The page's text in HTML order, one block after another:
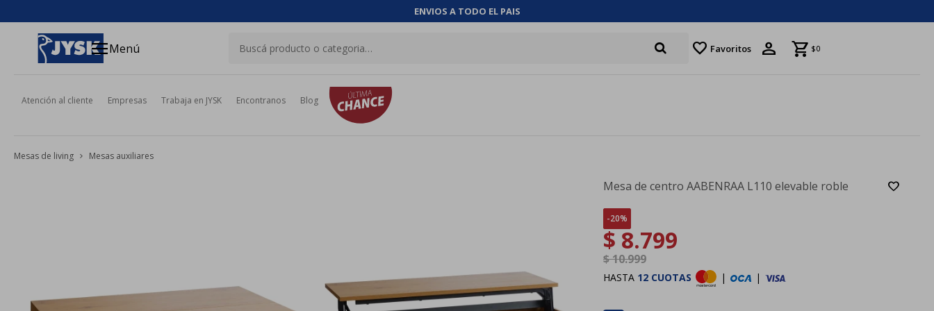
ENVIOS A TODO EL PAIS
menuMenú favorite Favoritos $0
Atención al cliente Empresas Trabaja en JYSK Encontranos Blog
Mesas de living Mesas auxiliares
Mesa de centro AABENRAA L110 elevable roble
20
$ 8.799
$10.999
HASTA 12 CUOTAS | |
close